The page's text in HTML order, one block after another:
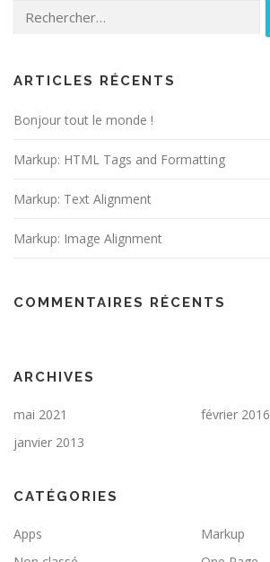
ARTICLES RÉCENTS
Bonjour tout le monde !
Markup: HTML Tags and Formatting
Markup: Text Alignment
Markup: Image Alignment
COMMENTAIRES RÉCENTS
ARCHIVES
mai 2021
février 2016
janvier 2013
CATÉGORIES
Apps
Markup